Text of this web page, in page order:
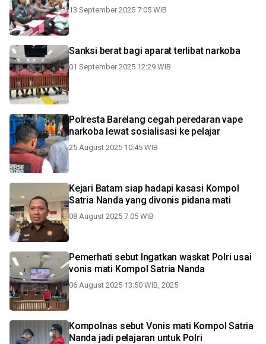
13 September 2025 7:05 WIB
Sanksi berat bagi aparat terlibat narkoba
01 September 2025 12:29 WIB
Polresta Barelang cegah peredaran vape
narkoba lewat sosialisasi ke pelajar
25 August 2025 10:45 WIB
Kejari Batam siap hadapi kasasi Kompol
Satria Nanda yang divonis pidana mati
08 August 2025 7:05 WIB
Pemerhati sebut Ingatkan waskat Polri usai
vonis mati Kompol Satria Nanda
06 August 2025 13:50 WIB, 2025
Kompolnas sebut Vonis mati Kompol Satria
Nanda jadi pelajaran untuk Polri